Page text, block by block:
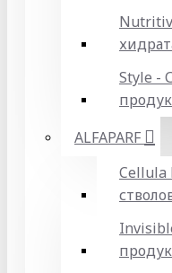
Style -
ALFAPARF
Cellula